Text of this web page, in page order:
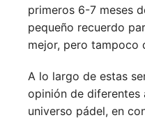
primeros 6-7 meses
pequeño recuerdo
mejor, pero tampoco
A lo largo de estas
opinión de
universo pádel, en